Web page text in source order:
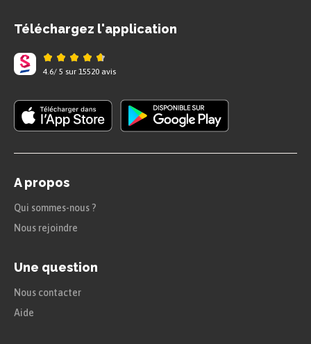
Téléchargez l'application
4.6/ 5 sur 15520 avis
A propos
Qui sommes-nous ?
Nous rejoindre
Une question
Nous contacter
Aide